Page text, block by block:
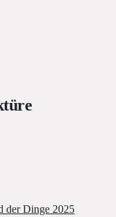
der Dinge 2025